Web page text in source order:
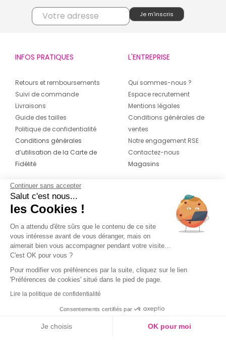
INFOS PRATIQUES
Retours et remboursements
Suivi de commande
Livraisons
Guide des tailles
Politique de confidentialité
Conditions générales
d’utilisation de la Carte de
Fidélité
L'ENTREPRISE
Qui sommes-nous ?
Espace recrutement
Mentions légales
Conditions générales de
ventes
Notre engagement RSE
Contactez-nous
Magasins
CONTACT
04 42 20 78 42
Du lundi au jeudi de 8h30 à 16h30 & le
vendredi de 8h30 à 15h30
Continuer sans accepter
Salut c'est nous...
les Cookies !
On a attendu d'être sûrs que le contenu de ce site
vous intéresse avant de vous déranger, mais on
aimerait bien vous accompagner pendant votre visite...
C'est OK pour vous ?
Pour modifier vos préférences par la suite, cliquez sur le lien
'Préférences de cookies' situé dans le pied de page.
Lire la politique de confidentialité
Consentements certifiés par
Je choisis OK pour moi